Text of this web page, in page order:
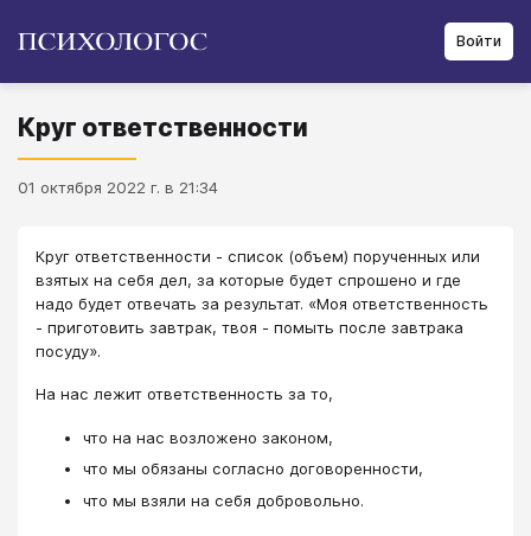
Войти
Круг ответственности
01 октября 2022 г. в 21:34
Круг ответственности - список (объем) порученных или
взятых на себя дел, за которые будет спрошено и где
надо будет отвечать за результат. «Моя ответственность
- приготовить завтрак, твоя - помыть после завтрака
посуду».
На нас лежит ответственность за то,
что на нас возложено законом,
что мы обязаны согласно договоренности,
что мы взяли на себя добровольно.